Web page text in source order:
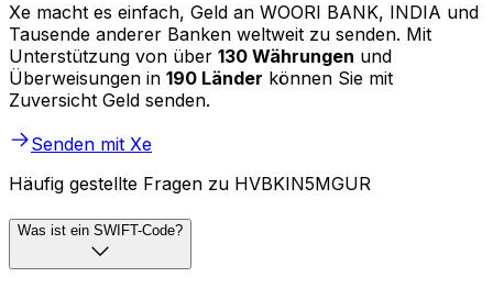
Xe macht es einfach, Geld an WOORI BANK, INDIA und
Tausende anderer Banken weltweit zu senden. Mit
Unterstützung von über 130 Währungen und
Überweisungen in 190 Länder können Sie mit
Zuversicht Geld senden.
Senden mit Xe
Häufig gestellte Fragen zu HVBKIN5MGUR
Was ist ein SWIFT-Code?